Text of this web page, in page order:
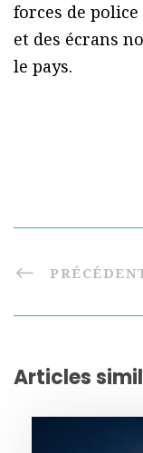
forces de
et des écrans
le pays.
Articles